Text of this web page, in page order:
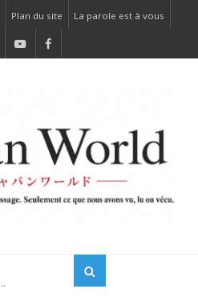
Plan du site La parole est à vous